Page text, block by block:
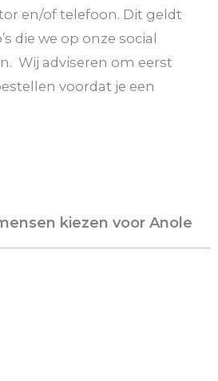
en/of telefoon. Dit geldt
die we op onze social
Wij adviseren om eerst
voordat je een
kiezen voor Anole